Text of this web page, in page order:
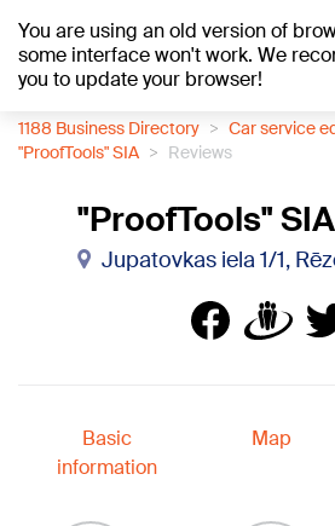
You are using an old version of
some interface won't work. We
you to update your browser!
+20°C
1188 Business Directory
Car service
"ProofTools" SIA
Reviews
"ProofTools" SIA
Jupatovkas iela 1/1,
Basic
information
Map